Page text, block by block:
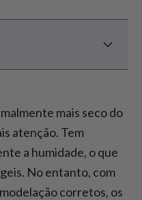
do cabelo
para cabelos
mais seco do
atenção. Tem
a humidade, o que
No entanto, com
corretos, os